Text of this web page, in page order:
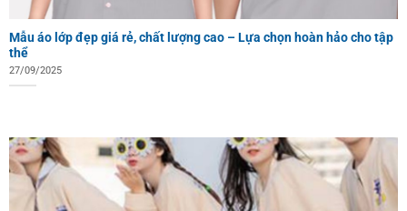
Mẫu áo lớp đẹp giá rẻ, chất lượng cao – Lựa chọn hoàn hảo cho tập
thể
27/09/2025